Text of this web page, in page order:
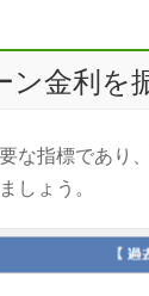
ン金利を
な指標であり
しょう。